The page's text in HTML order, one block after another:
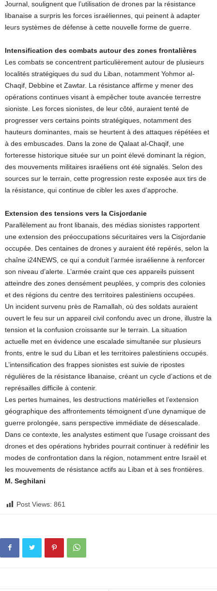
Journal, soulignent que l’utilisation de drones par la résistance
libanaise a surpris les forces israéliennes, qui peinent à adapter
leurs systèmes de défense à cette nouvelle forme de guerre.
Intensification des combats autour des zones frontalières
Les combats se concentrent particulièrement autour de plusieurs
localités stratégiques du sud du Liban, notamment Yohmor al-
Chaqif, Debbine et Zawtar. La résistance affirme y mener des
opérations continues visant à empêcher toute avancée terrestre
sioniste. Les forces sionistes, de leur côté, auraient tenté de
progresser vers certains points stratégiques, notamment des
hauteurs dominantes, mais se heurtent à des attaques répétées et
à des embuscades. Dans la zone de Qalaat al-Chaqif, une
forteresse historique située sur un point élevé dominant la région,
des mouvements militaires israéliens ont été signalés. Selon des
sources sur le terrain, cette progression reste exposée aux tirs de
la résistance, qui continue de cibler les axes d’approche.
Extension des tensions vers la Cisjordanie
Parallèlement au front libanais, des médias sionistes rapportent
une extension des préoccupations sécuritaires vers la Cisjordanie
occupée. Des centaines de drones y auraient été repérés, selon la
chaîne i24NEWS, ce qui a conduit l’armée israélienne à renforcer
son niveau d’alerte. L’armée craint que ces appareils puissent
atteindre des zones densément peuplées, y compris des colonies
et des régions du centre des territoires palestiniens occupées.
Un incident survenu près de Ramallah, où des soldats auraient
ouvert le feu sur un appareil civil confondu avec un drone, illustre la
tension et la confusion croissante sur le terrain. La situation
actuelle met en évidence une escalade simultanée sur plusieurs
fronts, entre le sud du Liban et les territoires palestiniens occupés.
L’intensification des frappes sionistes est suivie de ripostes
régulières de la résistance libanaise, créant un cycle d’actions et de
représailles difficile à contenir.
Les pertes humaines, les destructions matérielles et l’extension
géographique des affrontements témoignent d’une dynamique de
guerre prolongée, sans perspective immédiate de désescalade.
Dans ce contexte, les analystes estiment que l’usage croissant des
drones et des opérations hybrides pourrait continuer à redéfinir les
modes de confrontation dans la région, notamment entre Israël et
les mouvements de résistance actifs au Liban et à ses frontières.
M. Seghilani
Post Views: 861